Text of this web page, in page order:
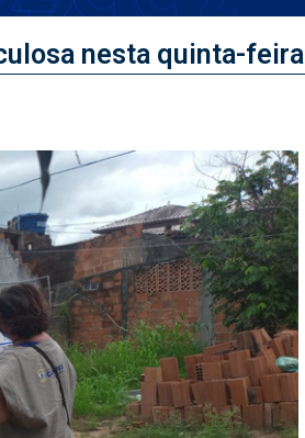
nesta quinta-feira